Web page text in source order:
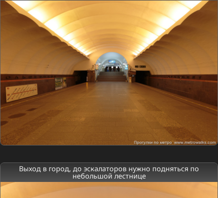
Выход в город, до эскалаторов нужно подняться по
небольшой лестнице